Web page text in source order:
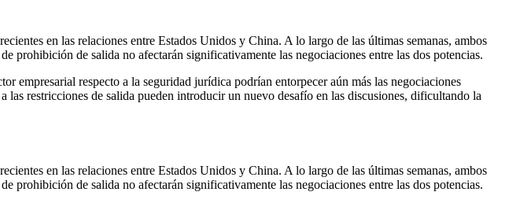
en las relaciones entre Estados Unidos y China. A lo largo de las últimas semanas, ambos
prohibición de salida no afectarán significativamente las negociaciones entre las dos potencias.
empresarial respecto a la seguridad jurídica podrían entorpecer aún más las negociaciones
restricciones de salida pueden introducir un nuevo desafío en las discusiones, dificultando la
en las relaciones entre Estados Unidos y China. A lo largo de las últimas semanas, ambos
prohibición de salida no afectarán significativamente las negociaciones entre las dos potencias.